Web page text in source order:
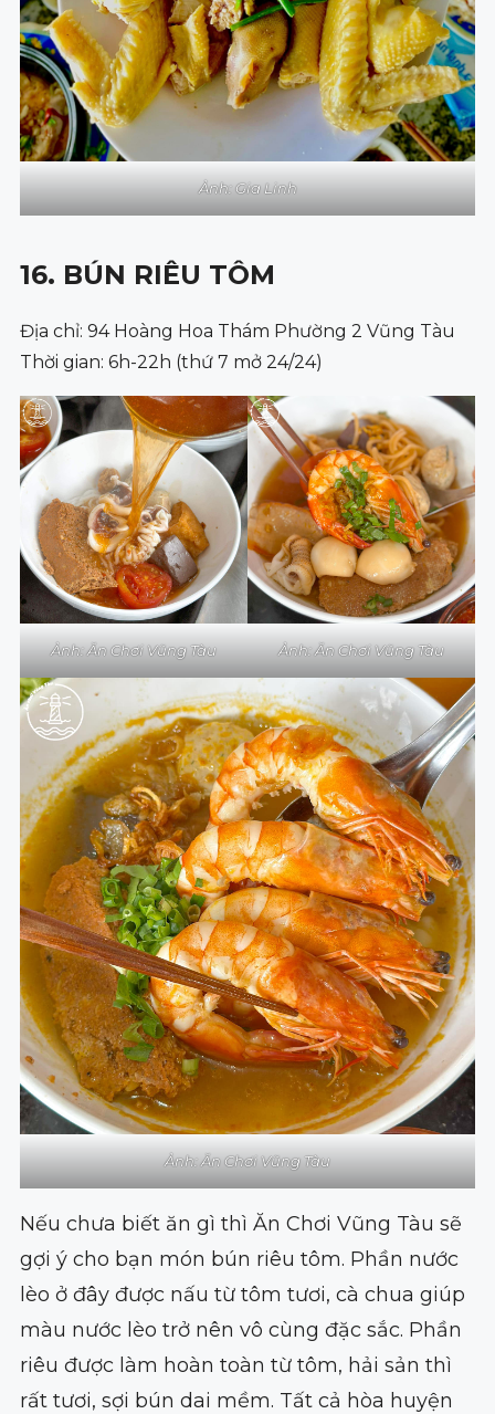
Ảnh: Gia Linh
16. BÚN RIÊU TÔM
Địa chỉ: 94 Hoàng Hoa Thám Phường 2 Vũng Tàu
Thời gian: 6h-22h (thứ 7 mở 24/24)
Ảnh: Ăn Chơi Vũng Tàu Ảnh: Ăn Chơi Vũng Tàu
Ảnh: Ăn Chơi Vũng Tàu
Nếu chưa biết ăn gì thì Ăn Chơi Vũng Tàu sẽ
gợi ý cho bạn món bún riêu tôm. Phần nước
lèo ở đây được nấu từ tôm tươi, cà chua giúp
màu nước lèo trở nên vô cùng đặc sắc. Phần
riêu được làm hoàn toàn từ tôm, hải sản thì
rất tươi, sợi bún dai mềm. Tất cả hòa huyện